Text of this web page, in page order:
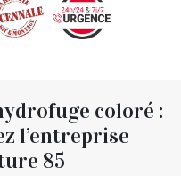
coloré :
l’entreprise
85